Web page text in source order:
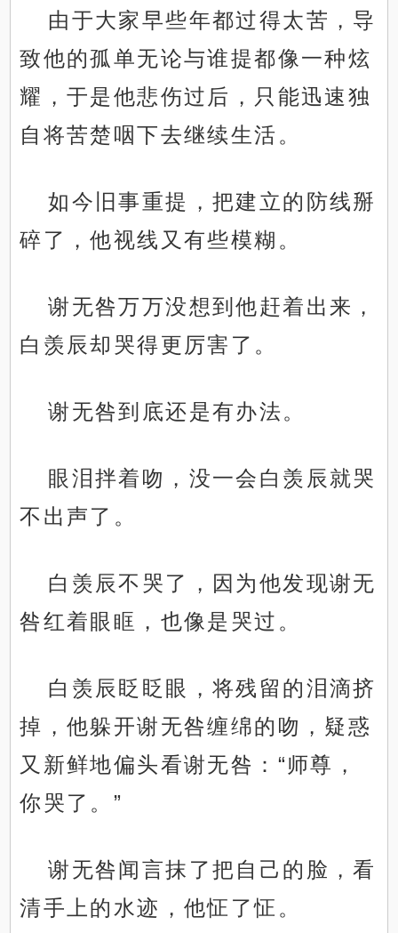
由于大家早些年都过得太苦，导
致他的孤单无论与谁提都像一种炫
耀，于是他悲伤过后，只能迅速独
自将苦楚咽下去继续生活。
如今旧事重提，把建立的防线掰
碎了，他视线又有些模糊。
谢无咎万万没想到他赶着出来，
白羡辰却哭得更厉害了。
谢无咎到底还是有办法。
眼泪拌着吻，没一会白羡辰就哭
不出声了。
白羡辰不哭了，因为他发现谢无
咎红着眼眶，也像是哭过。
白羡辰眨眨眼，将残留的泪滴挤
掉，他躲开谢无咎缠绵的吻，疑惑
又新鲜地偏头看谢无咎：“师尊，
你哭了。”
谢无咎闻言抹了把自己的脸，看
清手上的水迹，他怔了怔。